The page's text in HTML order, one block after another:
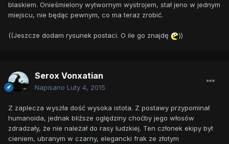
blaskiem. Onieśmielony wytwornym wystrojem, stał jeno w jednym
miejscu, nie będąc pewnym, co ma teraz zrobić.
((Jeszcze dodam rysunek postaci. O ile go znajdę ))
Serox Vonxatian
Napisano Luty 4, 2015
Z zaplecza wyszła dość wysoka istota. Z postawy przypominał
humanoida, jednak bliższe oględziny choćby jego włosów
zdradzały, że nie należał do rasy ludzkiej. Ten członek ekipy był
cieniem, ubranym w czarny, elegancki frak ze złotym